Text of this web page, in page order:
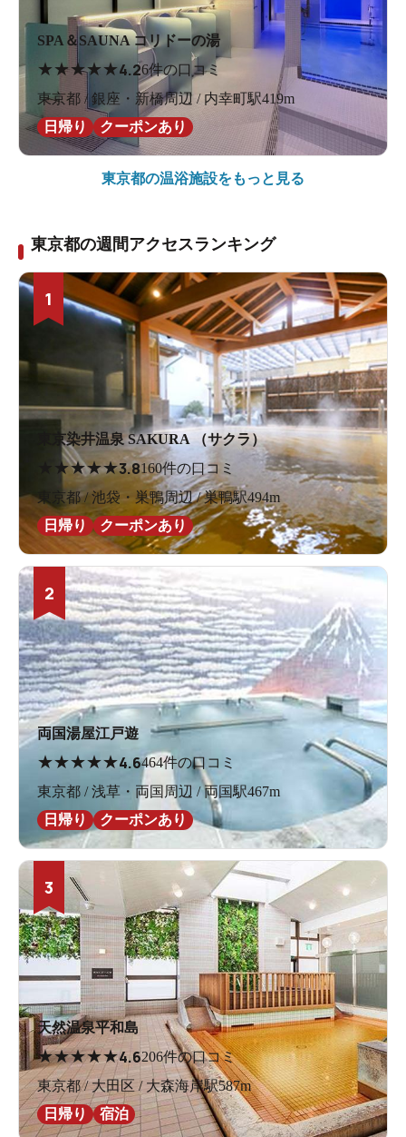
SPA＆SAUNA コリドーの湯
★ ★★★★4.26件の口コミ
東京都 / 銀座・新橋周辺 / 内幸町駅419m
日帰り
クーポンあり
東京都の温浴施設をもっと見る
東京都の週間アクセスランキング
1
東京染井温泉 SAKURA （サクラ）
★★★★3.8160件の口コミ
東京都 / 池袋・巣鴨周辺 / 巣鴨駅494m
日帰り
クーポンあり
2
両国湯屋江戸遊
★★★★★4.6464件の口コミ
東京都 / 浅草・両国周辺 / 両国駅467m
日帰り
クーポンあり
3
天然温泉平和島
★★★★★4.6206件の口コミ
東京都 / 大田区 / 大森海岸駅587m
日帰り
宿泊